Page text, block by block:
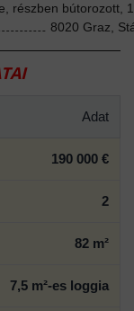
részben bútorozott,
8020 Graz,
Adat
190 000 €
2
82 m²
7,5 m²-es loggia